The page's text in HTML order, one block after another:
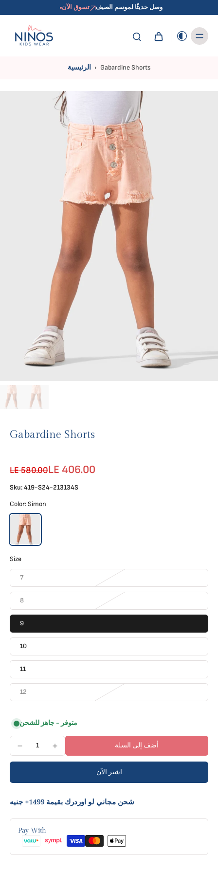
وصل حديثًا لموسم الصيف تسوق الآن
الرئيسية › Gabardine Shorts
Gabardine Shorts
LE 580.00LE 406.00
Sku: 419-S24-213134S
Color:Simon
Size
7
8
9
10
11
12
متوفر - جاهز للشحن
أضف إلى السلة
اشتر الآن
شحن مجاني لو اوردرك بقيمة 1499+ جنيه
Pay With